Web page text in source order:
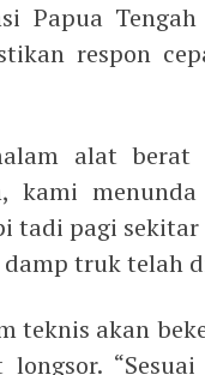
Papua
respon
alat berat
kami
tadi pagi
truk telah
teknis akan